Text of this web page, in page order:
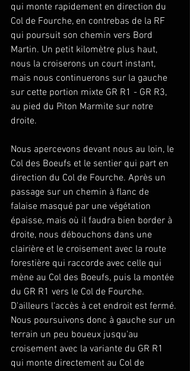
qui monte rapidement en direction du
Col de Fourche, en contrebas de la RF
qui poursuit son chemin vers Bord
Martin. Un petit kilomètre plus haut,
nous la croiserons un court instant,
mais nous continuerons sur la gauche
sur cette portion mixte GR R1 - GR R3,
au pied du Piton Marmite sur notre
droite.
Nous apercevons devant nous au loin, le
Col des Boeufs et le sentier qui part en
direction du Col de Fourche. Après un
passage sur un chemin à flanc de
falaise masqué par une végétation
épaisse, mais où il faudra bien border à
droite, nous débouchons dans une
clairière et le croisement avec la route
forestière qui raccorde avec celle qui
mène au Col des Boeufs, puis la montée
du GR R1 vers le Col de Fourche.
D'ailleurs l'accès à cet endroit est fermé.
Nous poursuivons donc à gauche sur un
terrain un peu boueux jusqu'au
croisement avec la variante du GR R1
qui monte directement au Col de